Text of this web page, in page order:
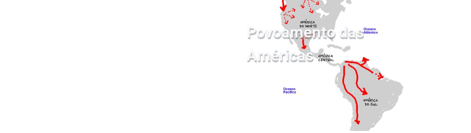
Povoamento das
Américas